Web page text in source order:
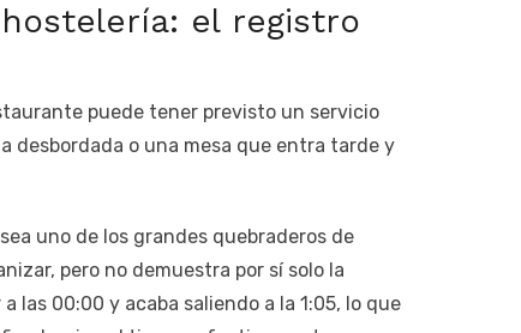
el registro
puede tener previsto un servicio
desbordada o una mesa que entra tarde y
sea uno de los grandes quebraderos de
pero no demuestra por sí solo la
las 00:00 y acaba saliendo a la 1:05, lo que